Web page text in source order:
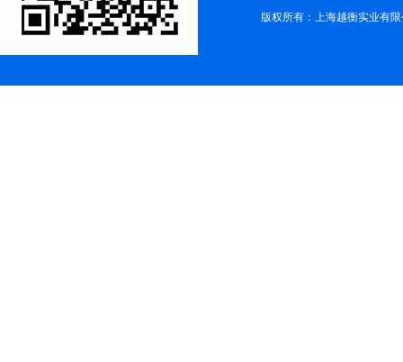
版权所有：上海越衡实业有